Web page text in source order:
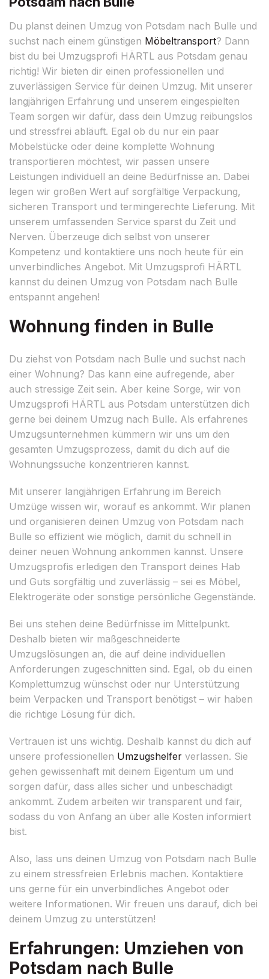
Du planst deinen Umzug von Potsdam nach Bulle und
suchst nach einem günstigen Möbeltransport? Dann
bist du bei Umzugsprofi HÄRTL aus Potsdam genau
richtig! Wir bieten dir einen professionellen und
zuverlässigen Service für deinen Umzug. Mit unserer
langjährigen Erfahrung und unserem eingespielten
Team sorgen wir dafür, dass dein Umzug reibungslos
und stressfrei abläuft. Egal ob du nur ein paar
Möbelstücke oder deine komplette Wohnung
transportieren möchtest, wir passen unsere
Leistungen individuell an deine Bedürfnisse an. Dabei
legen wir großen Wert auf sorgfältige Verpackung,
sicheren Transport und termingerechte Lieferung. Mit
unserem umfassenden Service sparst du Zeit und
Nerven. Überzeuge dich selbst von unserer
Kompetenz und kontaktiere uns noch heute für ein
unverbindliches Angebot. Mit Umzugsprofi HÄRTL
kannst du deinen Umzug von Potsdam nach Bulle
entspannt angehen!
Wohnung finden in Bulle
Du ziehst von Potsdam nach Bulle und suchst nach
einer Wohnung? Das kann eine aufregende, aber
auch stressige Zeit sein. Aber keine Sorge, wir von
Umzugsprofi HÄRTL aus Potsdam unterstützen dich
gerne bei deinem Umzug nach Bulle. Als erfahrenes
Umzugsunternehmen kümmern wir uns um den
gesamten Umzugsprozess, damit du dich auf die
Wohnungssuche konzentrieren kannst.
Mit unserer langjährigen Erfahrung im Bereich
Umzüge wissen wir, worauf es ankommt. Wir planen
und organisieren deinen Umzug von Potsdam nach
Bulle so effizient wie möglich, damit du schnell in
deiner neuen Wohnung ankommen kannst. Unsere
Umzugsprofis erledigen den Transport deines Hab
und Guts sorgfältig und zuverlässig – sei es Möbel,
Elektrogeräte oder sonstige persönliche Gegenstände.
Bei uns stehen deine Bedürfnisse im Mittelpunkt.
Deshalb bieten wir maßgeschneiderte
Umzugslösungen an, die auf deine individuellen
Anforderungen zugeschnitten sind. Egal, ob du einen
Komplettumzug wünschst oder nur Unterstützung
beim Verpacken und Transport benötigst – wir haben
die richtige Lösung für dich.
Vertrauen ist uns wichtig. Deshalb kannst du dich auf
unsere professionellen Umzugshelfer verlassen. Sie
gehen gewissenhaft mit deinem Eigentum um und
sorgen dafür, dass alles sicher und unbeschädigt
ankommt. Zudem arbeiten wir transparent und fair,
sodass du von Anfang an über alle Kosten informiert
bist.
Also, lass uns deinen Umzug von Potsdam nach Bulle
zu einem stressfreien Erlebnis machen. Kontaktiere
uns gerne für ein unverbindliches Angebot oder
weitere Informationen. Wir freuen uns darauf, dich bei
deinem Umzug zu unterstützen!
Erfahrungen: Umziehen von
Potsdam nach Bulle